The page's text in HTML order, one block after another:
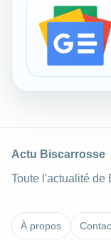
Actu Biscarrosse
Toute l'actualité de
À propos